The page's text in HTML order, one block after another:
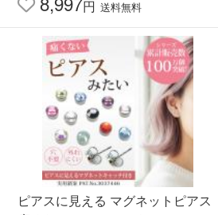
円 送料無料
ピアスに見える マグネットピアス